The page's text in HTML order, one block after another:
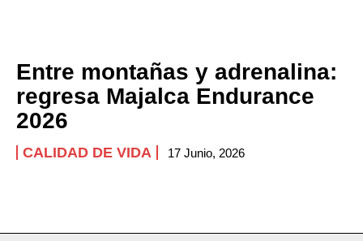
Entre montañas y adrenalina:
regresa Majalca Endurance
2026
CALIDAD DE VIDA 17 Junio, 2026